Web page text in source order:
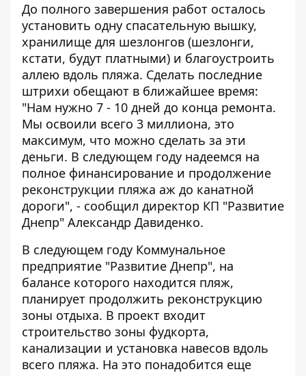
До полного завершения работ осталось
установить одну спасательную вышку,
хранилище для шезлонгов (шезлонги,
кстати, будут платными) и благоустроить
аллею вдоль пляжа. Сделать последние
штрихи обещают в ближайшее время:
"Нам нужно 7 - 10 дней до конца ремонта.
Мы освоили всего 3 миллиона, это
максимум, что можно сделать за эти
деньги. В следующем году надеемся на
полное финансирование и продолжение
реконструкции пляжа аж до канатной
дороги", - сообщил директор КП "Развитие
Днепр" Александр Давиденко.
В следующем году Коммунальное
предприятие "Развитие Днепр", на
балансе которого находится пляж,
планирует продолжить реконструкцию
зоны отдыха. В проект входит
строительство зоны фудкорта,
канализации и установка навесов вдоль
всего пляжа. На это понадобится еще